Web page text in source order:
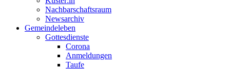
Nachbarschaftsraum
Newsarchiv
Gemeindeleben
Gottesdienste
Corona
Anmeldungen
Taufe